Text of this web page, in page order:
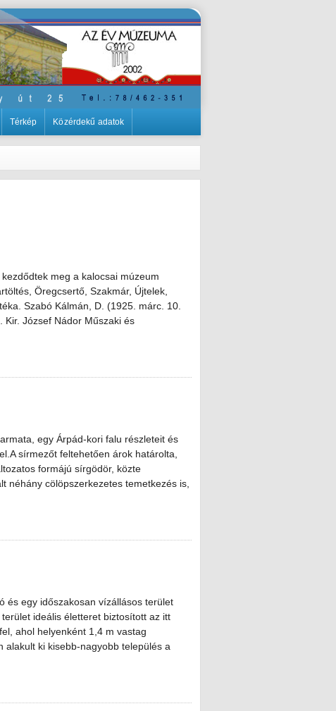
Térkép Közérdekű adatok
meg a kalocsai múzeum
Öregcsertő, Szakmár, Újtelek,
Szabó Kálmán, D. (1925. márc. 10.
Kir. József Nádor Műszaki és
egy Árpád-kori falu részleteit és
sírmezőt feltehetően árok határolta,
formájú sírgödör, közte
néhány cölöpszerkezetes temetkezés is,
és egy időszakosan vízállásos terület
ideális életteret biztosított az itt
ahol helyenként 1,4 m vastag
alakult ki kisebb-nagyobb település a